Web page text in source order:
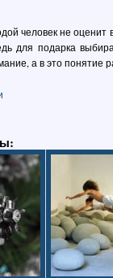
человек не
для подарка
а в это